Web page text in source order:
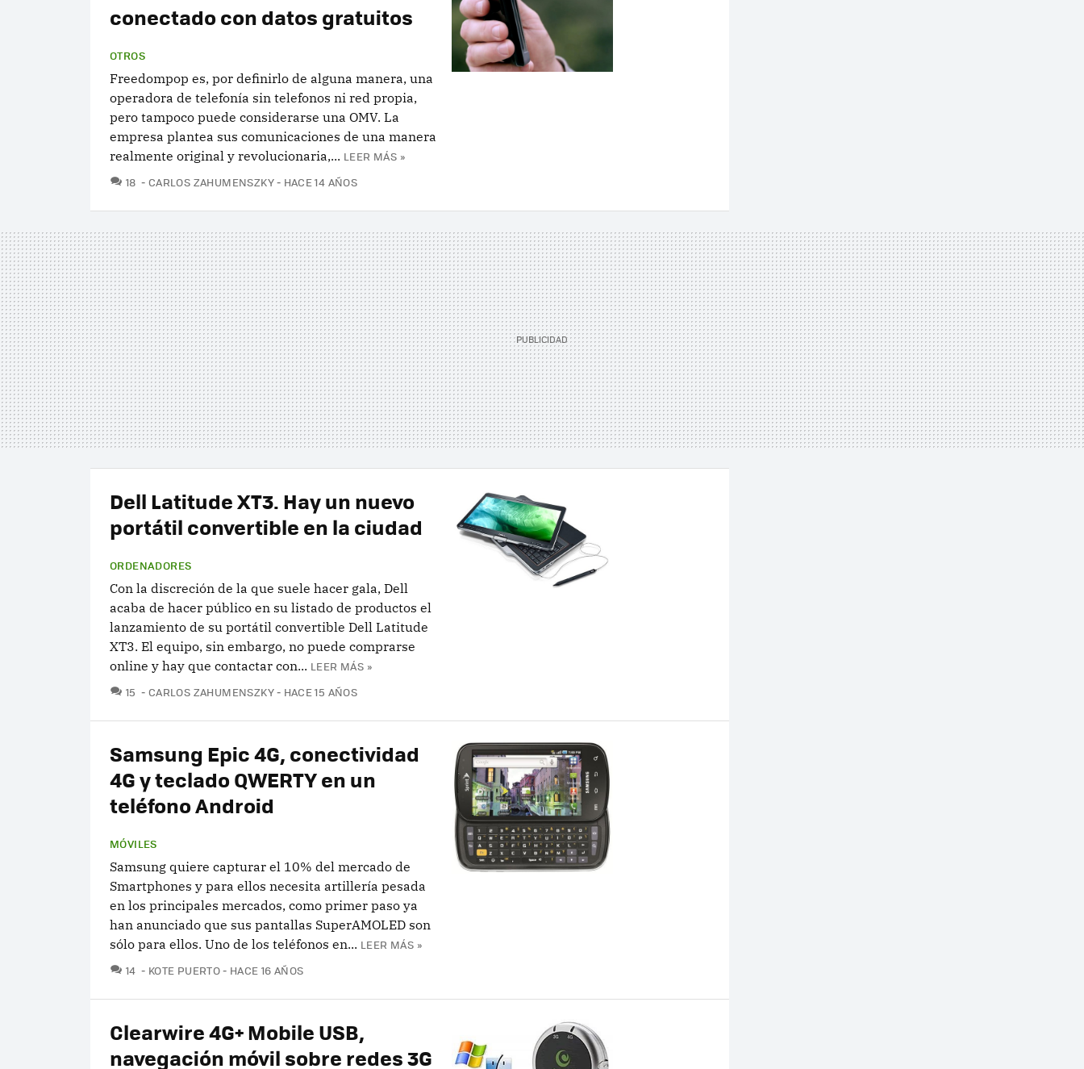
conectado con datos gratuitos
OTROS
Freedompop es, por definirlo de alguna manera, una
operadora de telefonía sin telefonos ni red propia,
pero tampoco puede considerarse una OMV. La
empresa plantea sus comunicaciones de una manera
realmente original y revolucionaria,... LEER MÁS »
18 COMENTARIOS
CARLOS ZAHUMENSZKY HACE 14 AÑOS
Dell Latitude XT3. Hay un nuevo
portátil convertible en la ciudad
ORDENADORES
Con la discreción de la que suele hacer gala, Dell
acaba de hacer público en su listado de productos el
lanzamiento de su portátil convertible Dell Latitude
XT3. El equipo, sin embargo, no puede comprarse
online y hay que contactar con... LEER MÁS »
15 COMENTARIOS
CARLOS ZAHUMENSZKY HACE 15 AÑOS
Samsung Epic 4G, conectividad
4G y teclado QWERTY en un
teléfono Android
MÓVILES
Samsung quiere capturar el 10% del mercado de
Smartphones y para ellos necesita artillería pesada
en los principales mercados, como primer paso ya
han anunciado que sus pantallas SuperAMOLED son
sólo para ellos. Uno de los teléfonos en... LEER MÁS »
14 COMENTARIOS
KOTE PUERTO HACE 16 AÑOS
Clearwire 4G+ Mobile USB,
navegación móvil sobre redes 3G